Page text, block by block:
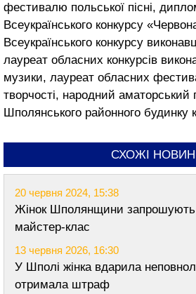
фестивалю польської пісні,
Всеукраїнського конкурсу
Всеукраїнського конкурсу
лауреат обласних конкурсів
музики, лауреат обласних
творчості, народний аматорський
Шполянського районного будинку
СХОЖІ
20 червня 2024, 15:38
Жінок Шполянщини
майстер-клас
13 червня 2026, 16:30
У Шполі жінка вдарила
отримала штраф